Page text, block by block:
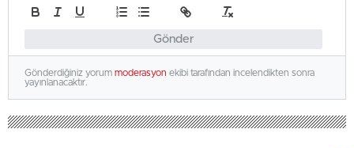
Gönder
Gönderdiğiniz yorum moderasyon ekibi tarafından incelendikten sonra
yayınlanacaktır.